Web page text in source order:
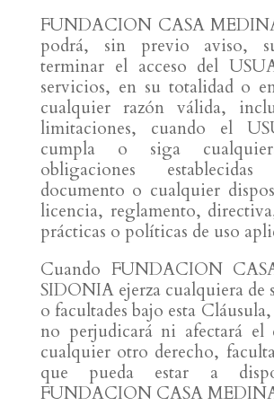
FUNDACION CASA
podrá, sin previo aviso,
terminar el acceso del
servicios, en su totalidad o
cualquier razón válida,
limitaciones, cuando el
cumpla o siga
obligaciones
documento o cualquier
licencia, reglamento,
prácticas o políticas de uso
Cuando FUNDACION
SIDONIA ejerza cualquiera de
o facultades bajo esta
no perjudicará ni afectará el
cualquier otro derecho,
que pueda estar a
FUNDACION CASA